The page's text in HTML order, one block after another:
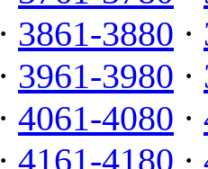
· 3861-3880 ·
· 3961-3980 ·
· 4061-4080 ·
· 4161-4180 ·